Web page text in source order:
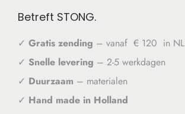
Betreft STONG.
✓ Gratis zending – vanaf € 120 in NL
✓ Snelle levering – 2-5 werkdagen
✓ Duurzaam – materialen
✓ Hand made in Holland